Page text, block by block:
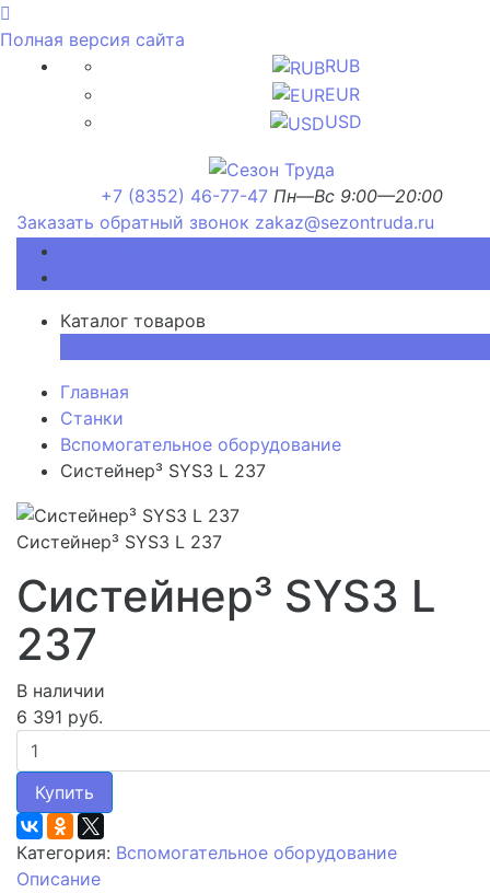
Полная версия сайта
RUB
EUR
USD
+7 (8352) 46-77-47 Пн—Вс 9:00—20:00
Заказать обратный звонок zakaz@sezontruda.ru
Каталог товаров
Главная
Станки
Вспомогательное оборудование
Систейнер³ SYS3 L 237
Систейнер³ SYS3 L 237
Систейнер³ SYS3 L
237
В наличии
6 391 руб.
Купить
Категория: Вспомогательное оборудование
Описание